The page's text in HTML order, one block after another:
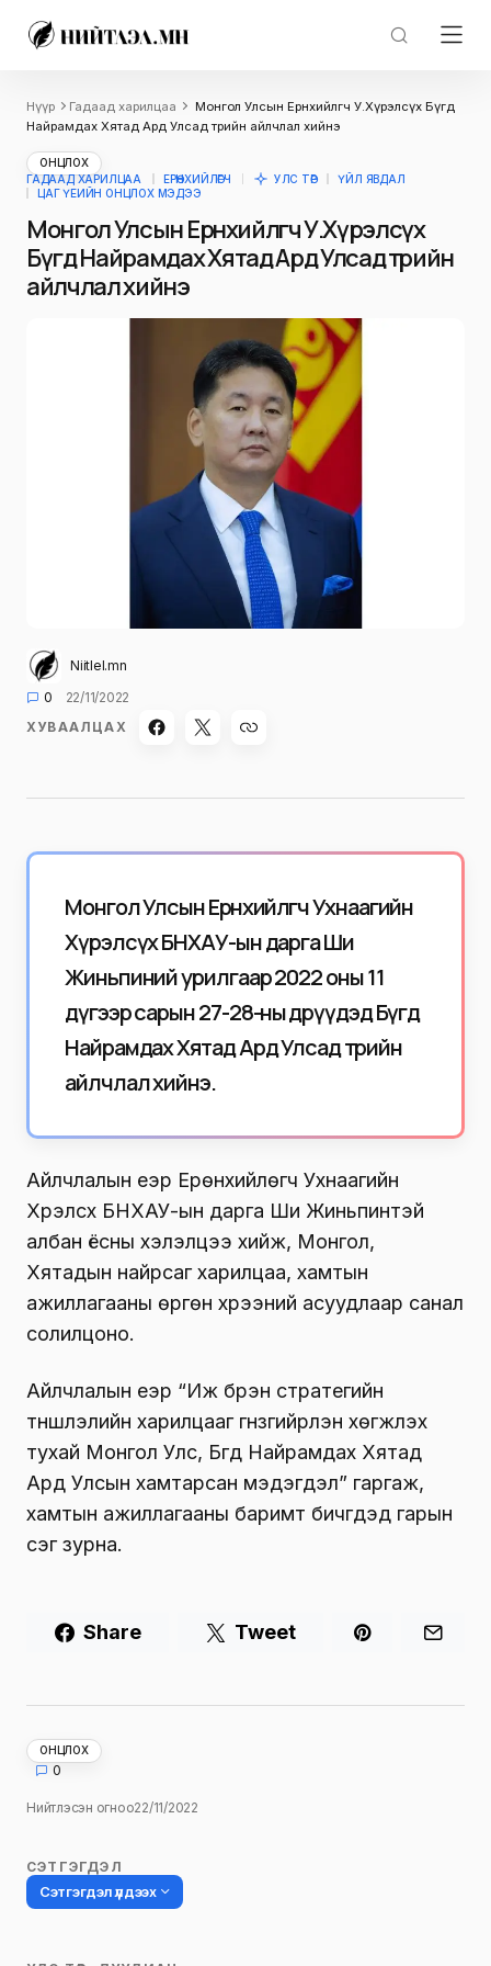
Нүүр Гадаад харилцаа
Монгол Улсын Ерөнхийлөгч У.Хүрэлсүх Бүгд
Найрамдах Хятад Ард Улсад төрийн айлчлал хийнэ
ОНЦЛОХ
ГАДААД ХАРИЛЦАА
ЕРӨНХИЙЛӨГЧ УЛС ТӨР
ҮЙЛ ЯВДАЛ
ЦАГ ҮЕИЙН ОНЦЛОХ МЭДЭЭ
Монгол Улсын Ерөнхийлөгч У.Хүрэлсүх
Бүгд Найрамдах Хятад Ард Улсад төрийн
айлчлал хийнэ
Niitlel.mn
0
22/11/2022
ХУВААЛЦАХ
Монгол Улсын Ерөнхийлөгч Ухнаагийн
Хүрэлсүх БНХАУ-ын дарга Ши
Жиньпиний урилгаар 2022 оны 11
дүгээр сарын 27-28-ны өдрүүдэд Бүгд
Найрамдах Хятад Ард Улсад төрийн
айлчлал хийнэ.
Айлчлалын үеэр Ерөнхийлөгч Ухнаагийн
Хүрэлсүх БНХАУ-ын дарга Ши Жиньпинтэй
албан ёсны хэлэлцээ хийж, Монгол,
Хятадын найрсаг харилцаа, хамтын
ажиллагааны өргөн хүрээний асуудлаар санал
солилцоно.
Айлчлалын үеэр “Иж бүрэн стратегийн
түншлэлийн харилцааг гүнзгийрүүлэн хөгжүүлэх
тухай Монгол Улс, Бүгд Найрамдах Хятад
Ард Улсын хамтарсан мэдэгдэл” гаргаж,
хамтын ажиллагааны баримт бичгүүдэд гарын
үсэг зурна.
Share Tweet
ОНЦЛОХ
0
Нийтлэсэн огноо22/11/2022
СЭТГЭГДЭЛ
Сэтгэгдэл үлдээх